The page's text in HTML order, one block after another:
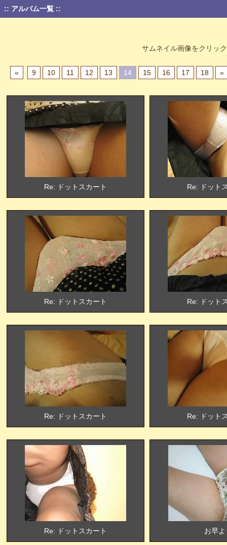
:: アルバム一覧 ::
サムネイル画像をクリッ
« 9 10 11 12 13 14 15 16 17 18 »
Re: ドットスカート Re: ドット
Re: ドットスカート Re: ドット
Re: ドットスカート Re: ドット
Re: ドットスカート お早よ